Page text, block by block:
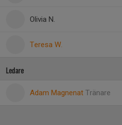
Olivia N.
Teresa W.
Ledare
Adam Magnenat Tränare